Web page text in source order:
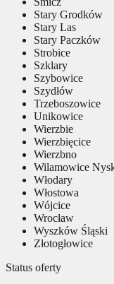
Stary Grodków
Stary Las
Stary Paczków
Strobice
Szklary
Szybowice
Szydłów
Trzeboszowice
Unikowice
Wierzbie
Wierzbięcice
Wierzbno
Wilamowice
Włodary
Włostowa
Wójcice
Wrocław
Wyszków Śląski
Złotogłowice
Status oferty